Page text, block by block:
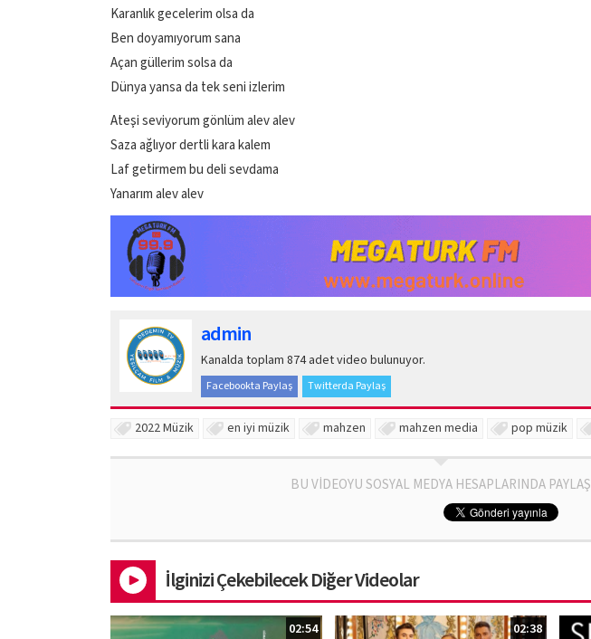
Karanlık gecelerim olsa da
Ben doyamıyorum sana
Açan güllerim solsa da
Dünya yansa da tek seni izlerim
Ateşi seviyorum gönlüm alev alev
Saza ağlıyor dertli kara kalem
Laf getirmem bu deli sevdama
Yanarım alev alev
admin
Kanalda toplam 874 adet video bulunuyor.
Facebookta Paylaş Twitterda Paylaş
2022 Müzik en iyi müzik mahzen mahzen media pop müzik
BU VİDEOYU SOSYAL MEDYA HESAPLARINDA PAYLAŞ
İlginizi Çekebilecek Diğer Videolar
02:54 02:38